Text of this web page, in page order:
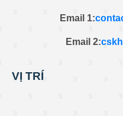
Căn hộ Sunwah
Căn hộ Sunwah
Căn hộ Sunwah
Email 1:
Email 2:
VỊ TRÍ